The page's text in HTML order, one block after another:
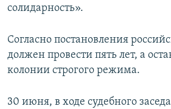
солидарность».
Согласно постановления
должен провести пять лет, а
колонии строгого режима.
30 июня, в ходе судебного